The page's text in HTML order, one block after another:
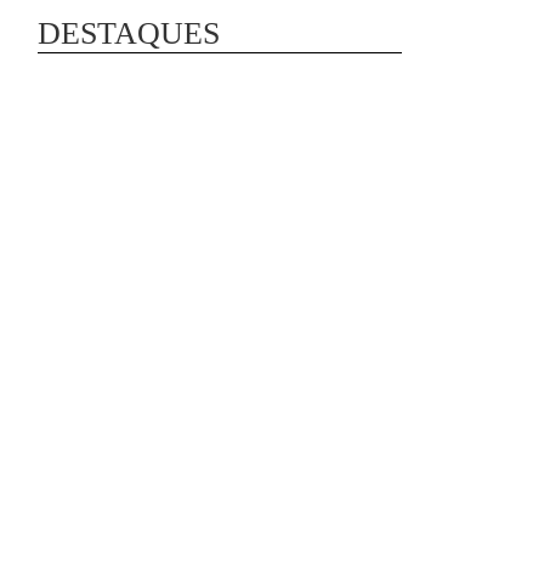
DESTAQUES